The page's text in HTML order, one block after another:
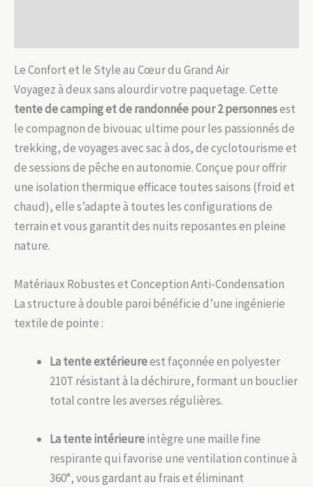
Le Confort et le Style au Cœur du Grand Air
Voyagez à deux sans alourdir votre paquetage. Cette
tente de camping et de randonnée pour 2 personnesest
le compagnon de bivouac ultime pour les passionnés de
trekking, de voyages avec sac à dos, de cyclotourisme et
de sessions de pêche en autonomie. Conçue pour offrir
une isolation thermique efficace toutes saisons (froid et
chaud), elle s’adapte à toutes les configurations de
terrain et vous garantit des nuits reposantes en pleine
nature.
Matériaux Robustes et Conception Anti-Condensation
La structure à double paroi bénéficie d’une ingénierie
textile de pointe :
La tente extérieureest façonnée en polyester
210T résistant à la déchirure, formant un bouclier
total contre les averses régulières.
La tente intérieureintègre une maille fine
respirante qui favorise une ventilation continue à
360°, vous gardant au frais et éliminant